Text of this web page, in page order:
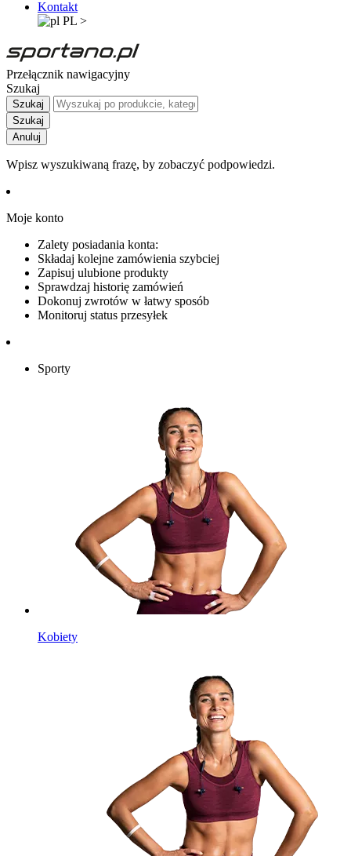
Kontakt
PL >
Przełącznik nawigacyjny
Szukaj
Szukaj
Szukaj
Anuluj
Wpisz wyszukiwaną frazę, by zobaczyć podpowiedzi.
Moje konto
Zalety posiadania konta:
Składaj kolejne zamówienia szybciej
Zapisuj ulubione produkty
Sprawdzaj historię zamówień
Dokonuj zwrotów w łatwy sposób
Monitoruj status przesyłek
Sporty
Kobiety